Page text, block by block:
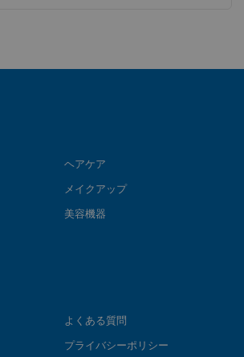
ヘアケア
メイクアップ
美容機器
よくある質問
プライバシーポリシー